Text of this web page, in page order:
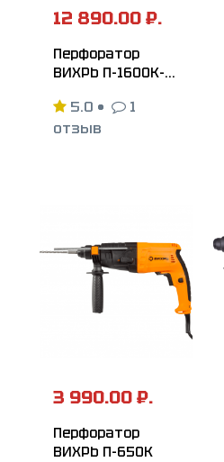
12 890.00 ₽.
Перфоратор
ВИХРЬ П-1600К-М
5.0 •
1
отзыв
3 990.00 ₽.
Перфоратор
ВИХРЬ П-650К